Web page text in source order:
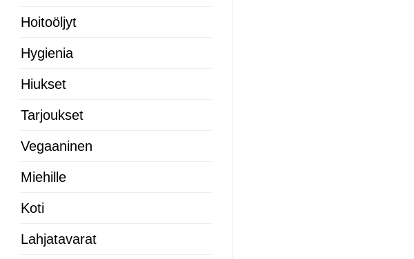
Hoitoöljyt
Hygienia
Hiukset
Tarjoukset
Vegaaninen
Miehille
Koti
Lahjatavarat